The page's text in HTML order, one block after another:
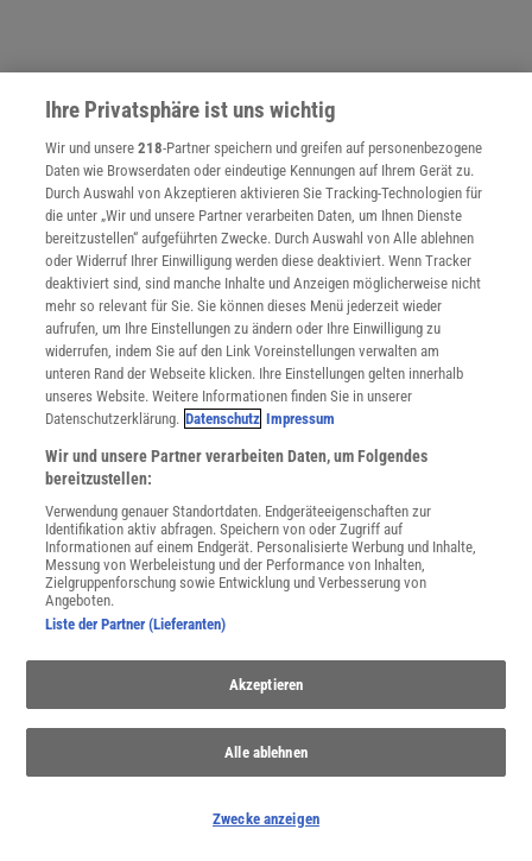
NACH OBEN
Für Sie im Spektrum-Shop und am Kiosk:
WEITERE NEUERSCHEINUNGEN
Spektrum.de-Newsletter abonnieren
JETZT ANMELDEN!
Sie können unsere Newsletter jederzeit wieder abbestellen. Infos zu unserem Umgang
mit Ihren personenbezogenen Daten finden Sie in unserer
Ihre Privatsphäre ist uns wichtig
Wir und unsere218-Partner speichern und greifen auf personenbezogene
Daten wie Browserdaten oder eindeutige Kennungen auf Ihrem Gerät zu.
Durch Auswahl von Akzeptieren aktivieren Sie Tracking-Technologien für
die unter „Wir und unsere Partner verarbeiten Daten, um Ihnen Dienste
bereitzustellen“ aufgeführten Zwecke. Durch Auswahl von Alle ablehnen
oder Widerruf Ihrer Einwilligung werden diese deaktiviert. Wenn Tracker
deaktiviert sind, sind manche Inhalte und Anzeigen möglicherweise nicht
mehr so relevant für Sie. Sie können dieses Menü jederzeit wieder
aufrufen, um Ihre Einstellungen zu ändern oder Ihre Einwilligung zu
widerrufen, indem Sie auf den Link Voreinstellungen verwalten am
unteren Rand der Webseite klicken. Ihre Einstellungen gelten innerhalb
unseres Website. Weitere Informationen finden Sie in unserer
Datenschutzerklärung. Datenschutz Impressum
Wir und unsere Partner verarbeiten Daten, um Folgendes
bereitzustellen:
Verwendung genauer Standortdaten. Endgeräteeigenschaften zur
Identifikation aktiv abfragen. Speichern von oder Zugriff auf
Informationen auf einem Endgerät. Personalisierte Werbung und Inhalte,
Messung von Werbeleistung und der Performance von Inhalten,
Zielgruppenforschung sowie Entwicklung und Verbesserung von
Angeboten.
Liste der Partner (Lieferanten)
Akzeptieren
Alle ablehnen
Zwecke anzeigen